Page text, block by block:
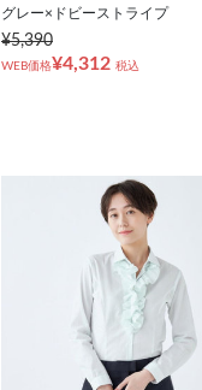
グレー×ドビーストライプ
¥5,390
WEB価格¥4,312 税込